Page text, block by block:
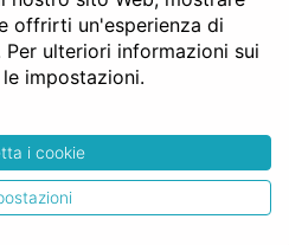
alcuni dei quali
di aprire una
a Ciampino. Ad ogni
è vincolante: dopo
l’utente può
offrirti un'esperienza di
ulteriori informazioni sui
impostazioni.
i cookie